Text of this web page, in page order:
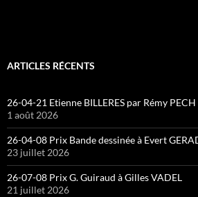
ARTICLES RÉCENTS
26-04-21 Etienne BILLERES par Rémy PECH
1 août 2026
26-04-08 Prix Bande dessinée à Evert
23 juillet 2026
26-07-08 Prix G. Guiraud à Gilles VADEL
21 juillet 2026